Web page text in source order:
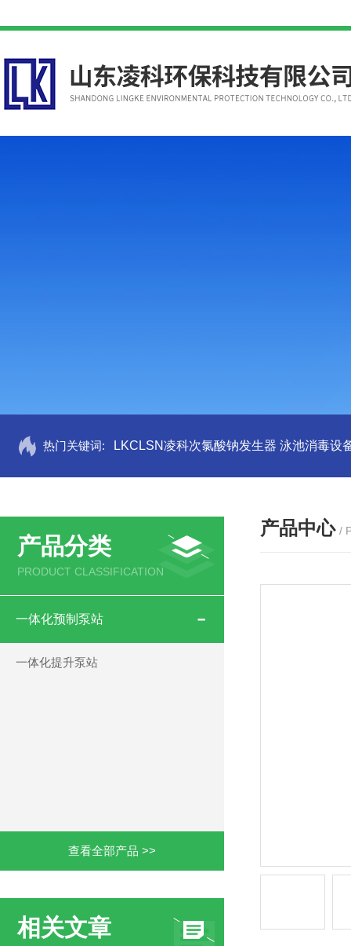
热门关键词: LKCLSN凌科次氯酸钠发生器 泳池消毒设
产品分类
PRODUCT CLASSIFICATION
一体化预制泵站
一体化提升泵站
查看全部产品 >>
相关文章
产品中心 /